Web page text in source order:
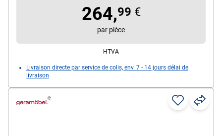
264,99 €
par pièce
HTVA
Livraison directe par service de colis, env. 7 - 14 jours délai de
livraison